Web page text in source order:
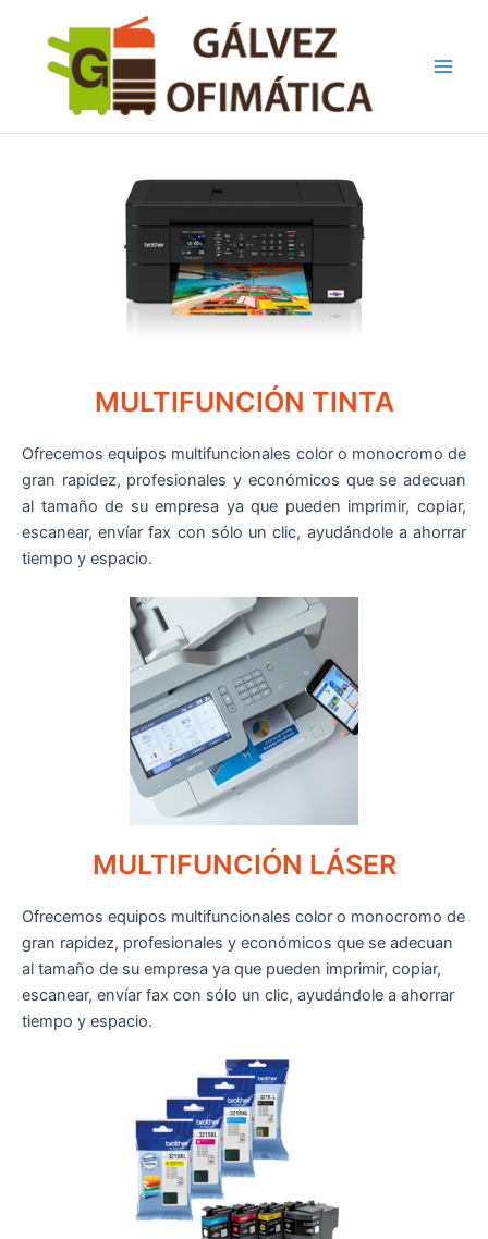
contenido
MULTIFUNCIÓN TINTA
Ofrecemos equipos multifuncionales color o monocromo de
gran rapidez, profesionales y económicos que se adecuan
al tamaño de su empresa ya que pueden imprimir, copiar,
escanear, envíar fax con sólo un clic, ayudándole a ahorrar
tiempo y espacio.
MULTIFUNCIÓN LÁSER
Ofrecemos equipos multifuncionales color o monocromo de
gran rapidez, profesionales y económicos que se adecuan
al tamaño de su empresa ya que pueden imprimir, copiar,
escanear, envíar fax con sólo un clic, ayudándole a ahorrar
tiempo y espacio.